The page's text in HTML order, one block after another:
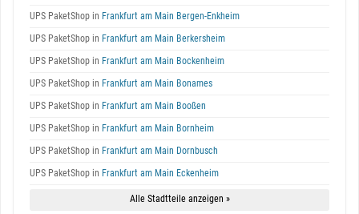
UPS PaketShop in Frankfurt am Main Bergen-Enkheim
UPS PaketShop in Frankfurt am Main Berkersheim
UPS PaketShop in Frankfurt am Main Bockenheim
UPS PaketShop in Frankfurt am Main Bonames
UPS PaketShop in Frankfurt am Main Booßen
UPS PaketShop in Frankfurt am Main Bornheim
UPS PaketShop in Frankfurt am Main Dornbusch
UPS PaketShop in Frankfurt am Main Eckenheim
Alle Stadtteile anzeigen »